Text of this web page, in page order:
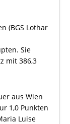
(BGS Lothar
Sie
mit 386,3
aus Wien
1,0 Punkten
Luise